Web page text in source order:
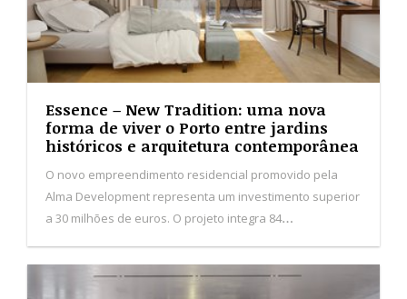
Essence – New Tradition: uma nova
forma de viver o Porto entre jardins
históricos e arquitetura contemporânea
O novo empreendimento residencial promovido pela
Alma Development representa um investimento superior
a 30 milhões de euros. O projeto integra 84
numa antiga quinta marcada por jardins e árvores